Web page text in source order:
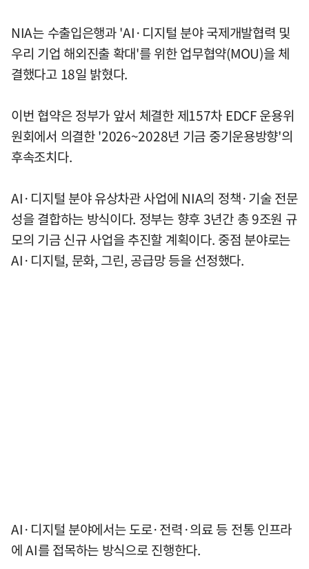
NIA는 수출입은행과 'AI·디지털 분야 국제개발협력 및
우리 기업 해외진출 확대'를 위한 업무협약(MOU)을 체
결했다고 18일 밝혔다.
이번 협약은 정부가 앞서 체결한 제157차 EDCF 운용위
원회에서 의결한 '2026~2028년 기금 중기운용방향'의
후속조치다.
AI·디지털 분야 유상차관 사업에 NIA의 정책·기술 전문
성을 결합하는 방식이다. 정부는 향후 3년간 총 9조원 규
모의 기금 신규 사업을 추진할 계획이다. 중점 분야로는
AI·디지털, 문화, 그린, 공급망 등을 선정했다.
AI·디지털 분야에서는 도로·전력·의료 등 전통 인프라
에 AI를 접목하는 방식으로 진행한다.